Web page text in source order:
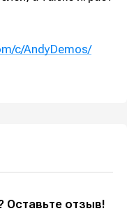
c/AndyDemos/
Оставьте отзыв!